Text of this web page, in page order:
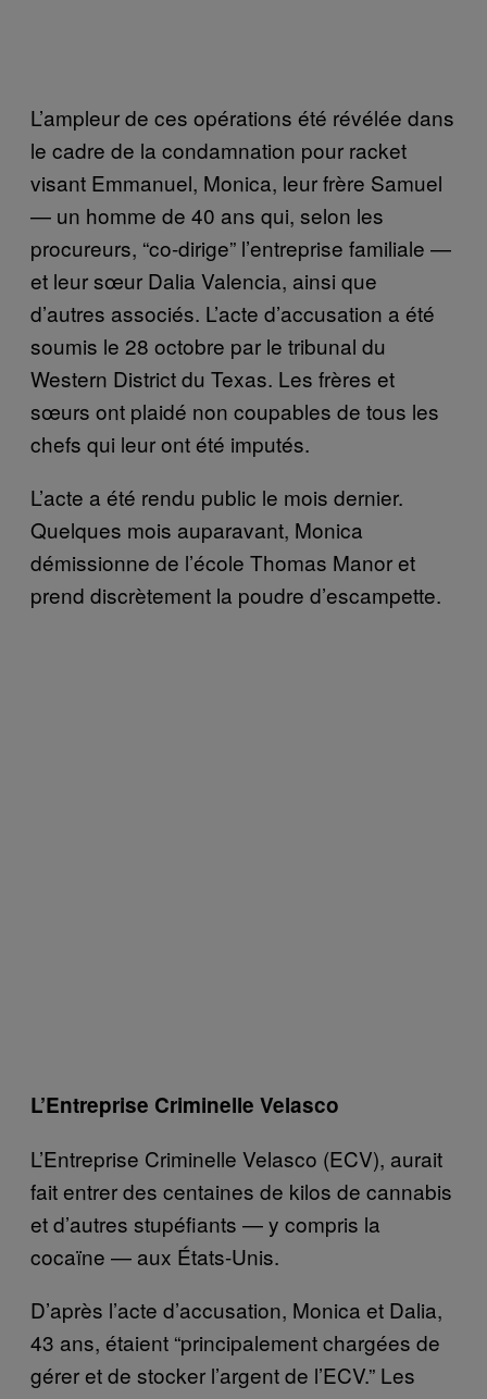
L’ampleur de ces opérations été révélée dans
le cadre de la condamnation pour racket
visant Emmanuel, Monica, leur frère Samuel
— un homme de 40 ans qui, selon les
procureurs, “co-dirige” l’entreprise familiale —
et leur sœur Dalia Valencia, ainsi que
d’autres associés. L’acte d’accusation a été
soumis le 28 octobre par le tribunal du
Western District du Texas. Les frères et
sœurs ont plaidé non coupables de tous les
chefs qui leur ont été imputés.
L’acte a été rendu public le mois dernier.
Quelques mois auparavant, Monica
démissionne de l’école Thomas Manor et
prend discrètement la poudre d’escampette.
L’Entreprise Criminelle Velasco
L’Entreprise Criminelle Velasco (ECV), aurait
fait entrer des centaines de kilos de cannabis
et d’autres stupéfiants — y compris la
cocaïne — aux États-Unis.
D’après l’acte d’accusation, Monica et Dalia,
43 ans, étaient “principalement chargées de
gérer et de stocker l’argent de l’ECV.” Les